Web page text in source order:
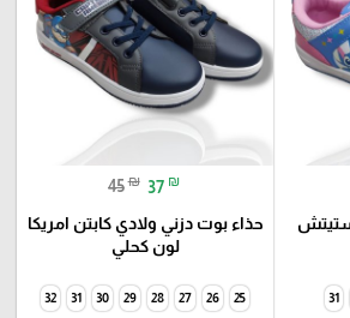
ستيتش
31
45 ₪ 37 ₪
حذاء بوت دزني ولادي كابتن امريكا
لون كحلي
25
26
27
28
29
30
31
32